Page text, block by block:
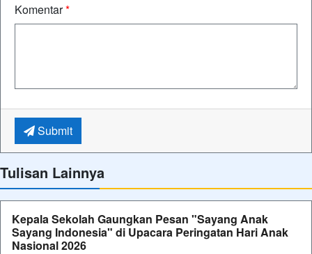
Komentar*
Submit
Tulisan Lainnya
Kepala Sekolah Gaungkan Pesan "Sayang Anak
Sayang Indonesia" di Upacara Peringatan Hari Anak
Nasional 2026